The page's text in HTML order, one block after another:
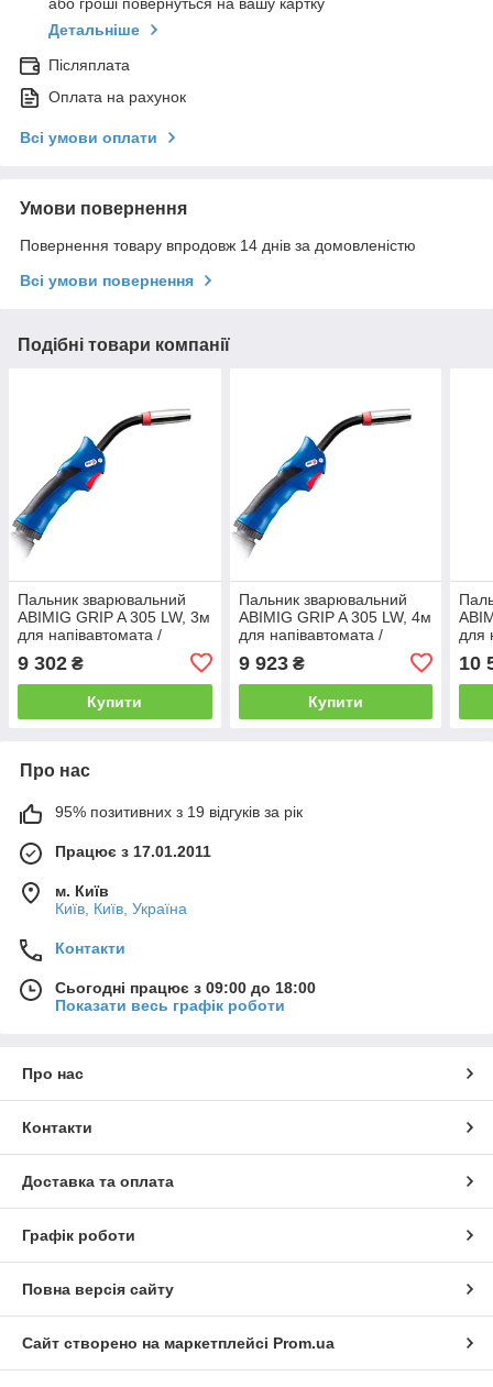
або гроші повернуться на вашу картку
Детальніше
Післяплата
Оплата на рахунок
Всі умови оплати
Умови повернення
Повернення товару впродовж 14 днів за домовленістю
Всі умови повернення
Подібні товари компанії
Пальник зварювальний
ABIMIG GRIP A 305 LW, 3м
для напівавтомата /
зварювальних робіт
9 302 ₴
Купити
Пальник зварювальний
ABIMIG GRIP A 305 LW, 4м
для напівавтомата /
зварювальних робіт
9 923₴
Купити
для
10
Про нас
95% позитивних з 19 відгуків за рік
Працює з 17.01.2011
м. Київ
Київ, Київ, Україна
Контакти
Сьогодні працює з 09:00 до 18:00
Показати весь графік роботи
Про нас
Контакти
Доставка та оплата
Графік роботи
Повна версія сайту
Сайт створено на маркетплейсі Prom.ua